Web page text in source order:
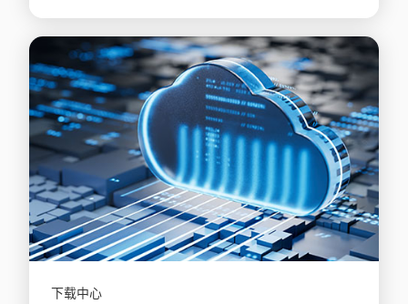
下载中心